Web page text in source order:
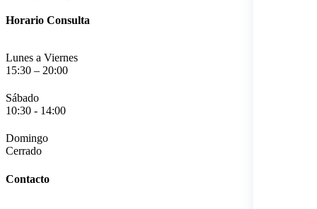
Horario Consulta
Lunes a Viernes
15:30 – 20:00
Sábado
10:30 - 14:00
Domingo
Cerrado
Contacto